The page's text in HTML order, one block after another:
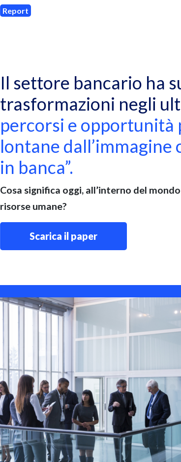
Report
Il settore bancario ha
trasformazioni negli
percorsi e
lontane dall’immagine
in banca”.
Cosa significa oggi, all’interno del
risorse umane?
Scarica il paper